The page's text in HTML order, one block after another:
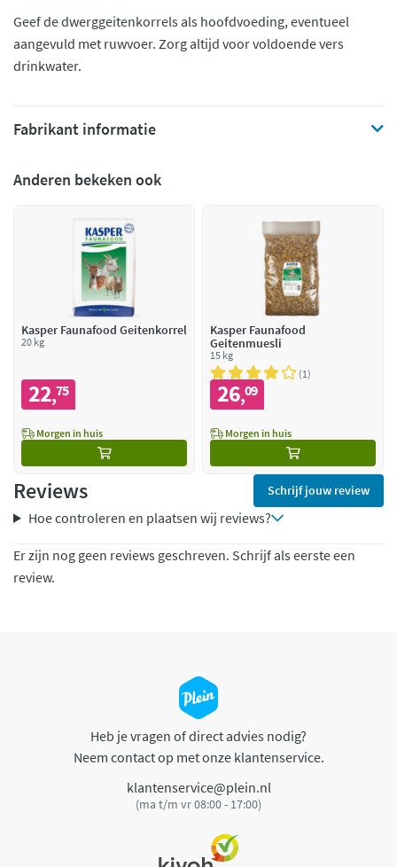
Geef de dwerggeitenkorrels als hoofdvoeding, eventueel
aangevuld met ruwvoer. Zorg altijd voor voldoende vers
drinkwater.
Fabrikant informatie
Anderen bekeken ook
Kasper Faunafood Geitenkorrel
20 kg
22,75
Morgen in huis
Kasper Faunafood
Geitenmuesli
15 kg
1
26,09
Morgen in huis
Reviews Schrijf jouw review
Hoe controleren en plaatsen wij reviews?
Er zijn nog geen reviews geschreven. Schrijf als eerste een
review.
Heb je vragen of direct advies nodig?
Neem contact op met onze klantenservice.
klantenservice@plein.nl
(ma t/m vr 08:00 - 17:00)